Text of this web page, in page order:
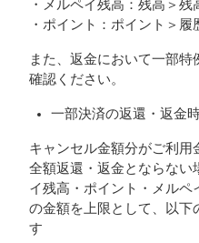
・メルペイ残高：残高＞残
・ポイント：ポイント＞履
また、返金において一部
確認ください。
一部決済の返還・返金
キャンセル金額分がご利用
全額返還・返金とならない
イ残高・ポイント・メル
の金額を上限として、以下
す